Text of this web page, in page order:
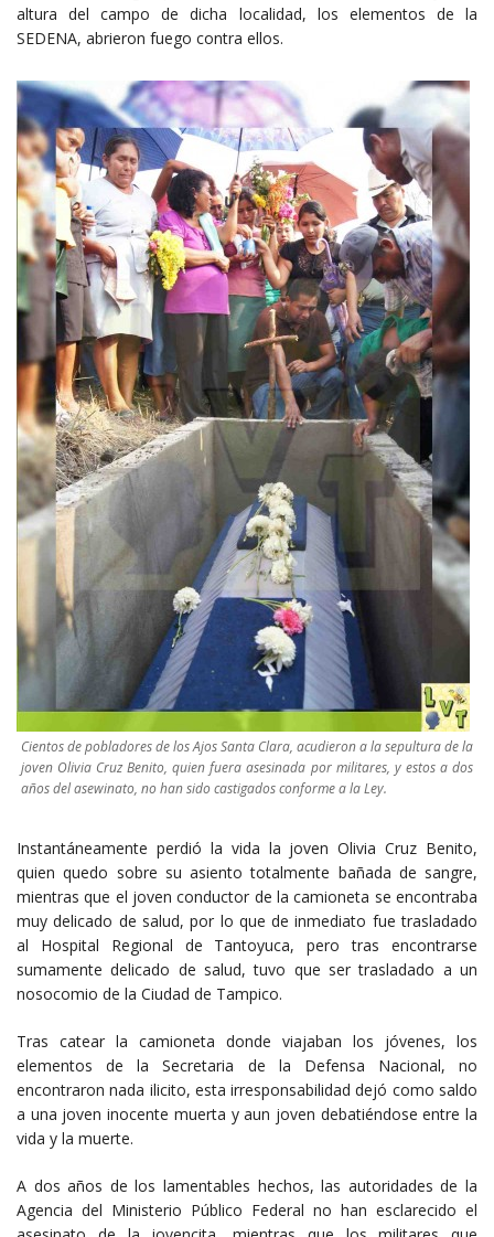
altura del campo de dicha localidad, los elementos de la
SEDENA, abrieron fuego contra ellos.
Cientos de pobladores de los Ajos Santa Clara, acudieron a la sepultura de la
joven Olivia Cruz Benito, quien fuera asesinada por militares, y estos a dos
años del asewinato, no han sido castigados conforme a la Ley.
Instantáneamente perdió la vida la joven Olivia Cruz Benito,
quien quedo sobre su asiento totalmente bañada de sangre,
mientras que el joven conductor de la camioneta se encontraba
muy delicado de salud, por lo que de inmediato fue trasladado
al Hospital Regional de Tantoyuca, pero tras encontrarse
sumamente delicado de salud, tuvo que ser trasladado a un
nosocomio de la Ciudad de Tampico.
Tras catear la camioneta donde viajaban los jóvenes, los
elementos de la Secretaria de la Defensa Nacional, no
encontraron nada ilicito, esta irresponsabilidad dejó como saldo
a una joven inocente muerta y aun joven debatiéndose entre la
vida y la muerte.
A dos años de los lamentables hechos, las autoridades de la
Agencia del Ministerio Público Federal no han esclarecido el